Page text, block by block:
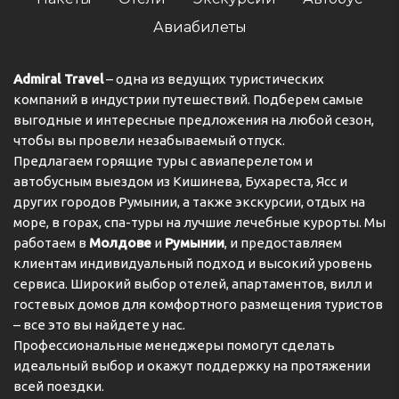
дополнительных услуг:
Время досуга это особенное время, которое в
получить позитивные впечатления:
Каждый номер в отеле SAN ANTONIO APARTMENTS
Privat Properties полностью оборудован всеми
удобствами, которые сделают ваш отдых
комфортным, незабываемым и неповторимым.
К УСЛУГАМ ГОСТЕЙ
Интернет:
К вашим услугам всегда беспроводной интернет -
Wi-Fi
Каждый гость отеля имеет свободный доступ в
Интернет
Авиабилеты
Admiral Travel– одна из ведущих туристических
компаний в индустрии путешествий. Подберем самые
выгодные и интересные предложения на любой сезон,
чтобы вы провели незабываемый отпуск.
Предлагаем горящие туры с авиаперелетом и
автобусным выездом из Кишинева, Бухареста, Ясс и
других городов Румынии, а также экскурсии, отдых на
море, в горах, спа-туры на лучшие лечебные курорты. Мы
работаем в Молдове и Румынии, и предоставляем
клиентам индивидуальный подход и высокий уровень
сервиса. Широкий выбор отелей, апартаментов, вилл и
гостевых домов для комфортного размещения туристов
– все это вы найдете у нас.
Профессиональные менеджеры помогут сделать
идеальный выбор и окажут поддержку на протяжении
всей поездки.